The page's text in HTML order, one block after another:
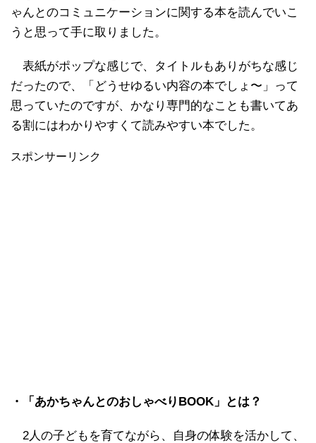
ゃんとのコミュニケーションに関する本を読んでいこ
うと思って手に取りました。
表紙がポップな感じで、タイトルもありがちな感じ
だったので、「どうせゆるい内容の本でしょ〜」って
思っていたのですが、かなり専門的なことも書いてあ
る割にはわかりやすくて読みやすい本でした。
スポンサーリンク
・「あかちゃんとのおしゃべりBOOK」とは？
2人の子どもを育てながら、自身の体験を活かして、